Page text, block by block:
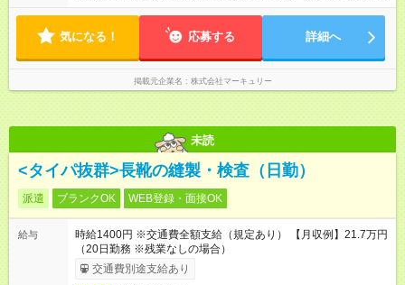
間／休憩1時間） ※勤務地により、異なる場合あり ＼残業は月平
おり、より働きやすい環境になるよう「働き方改革」を推進中
していきたい方、ぜひご応募ください♪
気になる！ 応募する 詳細へ
掲載元企業名 株式会社マーキュリー
未読
<タイパ抜群>長靴の縫製・検査（日勤）
派遣 ブランクOK WEB登録・面接OK
給与
時給1400円 ※交通費全額支給（規定あり） 【月収例】21.7万円
（20日勤務 ※残業なしの場合）
交通費別途支給あり